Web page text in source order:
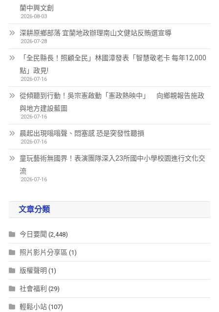
蘭中興文創
2026-08-03
深耕原鄉部落 宜蘭地政辦理南山文健站反賄選宣導
2026-07-28
「全民縣長！照顧全民」林國漳發表「智慧敬老卡 每年12,000
點」政見!
2026-07-16
從傾聽到行動！吳宗憲啟動「憲政熱映中」 向鄉親報告施政
與地方建設藍圖
2026-07-16
晨起出現嗡嗡聲、悶塞感 恐是突發性聽損
2026-07-16
童玩藝術無國界！表演團隊深入23所國中小學校園進行文化交
流
2026-07-16
文章分類
今日要聞 (2,448)
照片影片分享區 (1)
版權聲明 (1)
社會福利 (29)
輕鬆小站(107)